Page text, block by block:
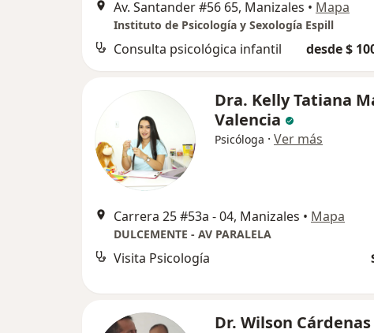
Av. Santander #56 65, Manizales • Mapa
Instituto de Psicología y Sexología Espill
Consulta psicológica infantil desde $
Dra. Kelly Tatiana
Valencia
Psicóloga · Ver más
Carrera 25 #53a - 04, Manizales • Mapa
DULCEMENTE - AV PARALELA
Visita Psicología
Dr. Wilson Cárdenas